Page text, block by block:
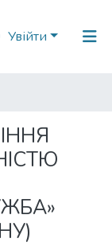
Увійти